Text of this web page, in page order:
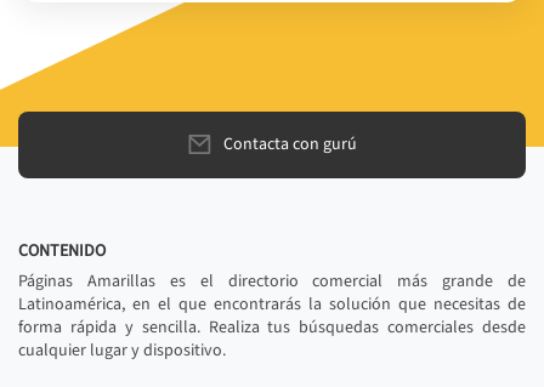
Contacta con gurú
CONTENIDO
Páginas Amarillas es el directorio comercial más grande de
Latinoamérica, en el que encontrarás la solución que necesitas de
forma rápida y sencilla. Realiza tus búsquedas comerciales desde
cualquier lugar y dispositivo.